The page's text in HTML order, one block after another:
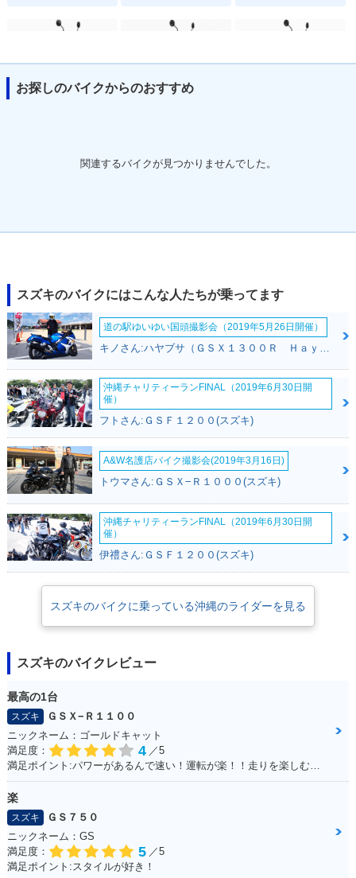
2004年 VanVan 20
0・カラーチェンジ
2003年 VanVan 20
0・カラーチェンジ
2003年 VanVan 20
0Z・追加
2002年 VanVan 20
0・カラーチェンジ
2002年 VanVan 20
0・新登場
お探しのバイクからのおすすめ
関連するバイクが見つかりませんでした。
スズキのバイクにはこんな人たちが乗ってます
道の駅ゆいゆい国頭撮影会（2019年5月26日開催）
沖縄チャリティーランFINAL（2019年6月30日開
催）
フトさん:ＧＳＦ１２００(スズキ)
A&W名護店バイク撮影会(2019年3月16日)
トウマさん:ＧＳＸ−Ｒ１０００(スズキ)
沖縄チャリティーランFINAL（2019年6月30日開
催）
伊禮さん:ＧＳＦ１２００(スズキ)
スズキのバイクに乗っている沖縄のライダーを見る
スズキのバイクレビュー
最高の1台
スズキ
ＧＳＸ−Ｒ１１００
ニックネーム：ゴールドキャット
満足度：
4 ／5
楽
スズキ
ＧＳ７５０
ニックネーム：GS
満足度：
5 ／5
満足ポイント:スタイルが好き！